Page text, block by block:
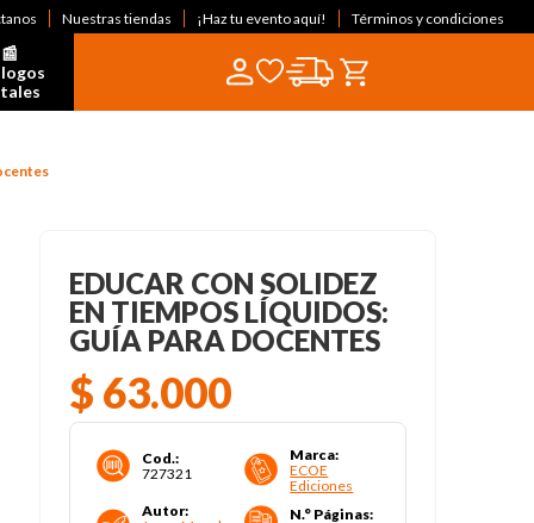
Nuestras tiendas ¡Haz tu evento aquí! Términos y condiciones
EDUCAR CON SOLIDEZ
EN TIEMPOS LÍQUIDOS:
GUÍA PARA DOCENTES
$ 63.000
Cod.:
727321
Marca:
ECOE
Ediciones
Autor:
N.° Páginas: